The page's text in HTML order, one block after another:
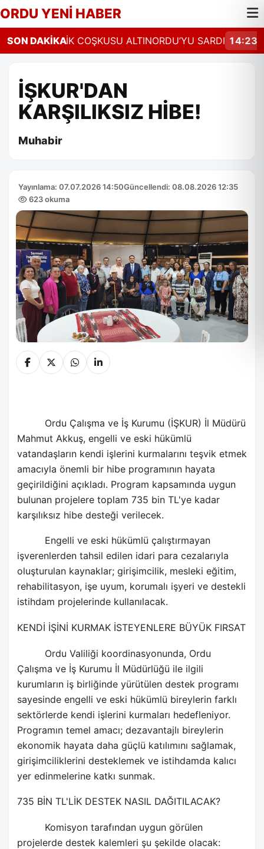
ORDU YENİ HABER
SON DAKİKA
ŞENLİK COŞKUSU ALTINORDU’YU SARDI 14:23
İŞKUR'DAN
KARŞILIKSIZ HİBE!
Muhabir
Yayınlama: 07.07.2026 14:50Güncellendi: 08.08.2026 12:35
623 okuma
Ordu Çalışma ve İş Kurumu (İŞKUR) İl Müdürü
Mahmut Akkuş, engelli ve eski hükümlü
vatandaşların kendi işlerini kurmalarını teşvik etmek
amacıyla önemli bir hibe programının hayata
geçirildiğini açıkladı. Program kapsamında uygun
bulunan projelere toplam 735 bin TL'ye kadar
karşılıksız hibe desteği verilecek.
Engelli ve eski hükümlü çalıştırmayan
işverenlerden tahsil edilen idari para cezalarıyla
oluşturulan kaynaklar; girişimcilik, mesleki eğitim,
rehabilitasyon, işe uyum, korumalı işyeri ve destekli
istihdam projelerinde kullanılacak.
KENDİ İŞİNİ KURMAK İSTEYENLERE BÜYÜK FIRSAT
Ordu Valiliği koordinasyonunda, Ordu
Çalışma ve İş Kurumu İl Müdürlüğü ile ilgili
kurumların iş birliğinde yürütülen destek programı
sayesinde engelli ve eski hükümlü bireylerin farklı
sektörlerde kendi işlerini kurmaları hedefleniyor.
Programın temel amacı; dezavantajlı bireylerin
ekonomik hayata daha güçlü katılımını sağlamak,
girişimciliklerini desteklemek ve istihdamda kalıcı
yer edinmelerine katkı sunmak.
735 BİN TL'LİK DESTEK NASIL DAĞITILACAK?
Komisyon tarafından uygun görülen
projelerde destek kalemleri şu şekilde olacak: